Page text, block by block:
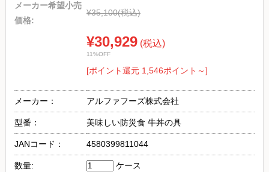
メーカー希望小売
価格:
¥35,100(税込)
¥30,929 (税込)
11%OFF
[ポイント還元 1,546ポイント～]
メーカー： アルファフーズ株式会社
型番： 美味しい防災食 牛丼の具
JANコード： 4580399811044
数量: ケース